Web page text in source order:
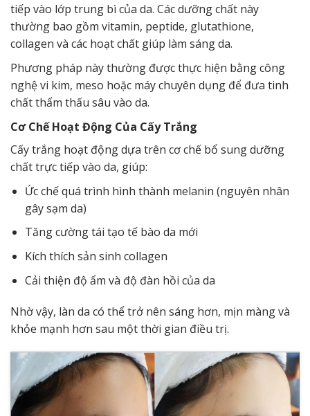
tiếp vào lớp trung bì của da. Các dưỡng chất này
thường bao gồm vitamin, peptide, glutathione,
collagen và các hoạt chất giúp làm sáng da.
Phương pháp này thường được thực hiện bằng công
nghệ vi kim, meso hoặc máy chuyên dụng để đưa tinh
chất thẩm thấu sâu vào da.
Cơ Chế Hoạt Động Của Cấy Trắng
Cấy trắng hoạt động dựa trên cơ chế bổ sung dưỡng
chất trực tiếp vào da, giúp:
Ức chế quá trình hình thành melanin (nguyên nhân
gây sạm da)
Tăng cường tái tạo tế bào da mới
Kích thích sản sinh collagen
Cải thiện độ ẩm và độ đàn hồi của da
Nhờ vậy, làn da có thể trở nên sáng hơn, mịn màng và
khỏe mạnh hơn sau một thời gian điều trị.